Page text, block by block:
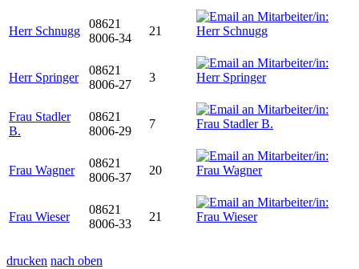
Herr Schnugg
08621
8006-34
21
Herr Springer
08621
8006-27
3
Frau Stadler
B.
08621
8006-29
7
Frau Wagner
08621
8006-37
20
Frau Wieser
08621
8006-33
21
drucken nach oben